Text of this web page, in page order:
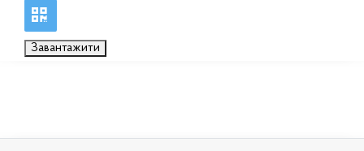
Завантажити